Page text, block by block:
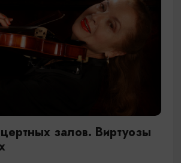
залов. Виртуозы